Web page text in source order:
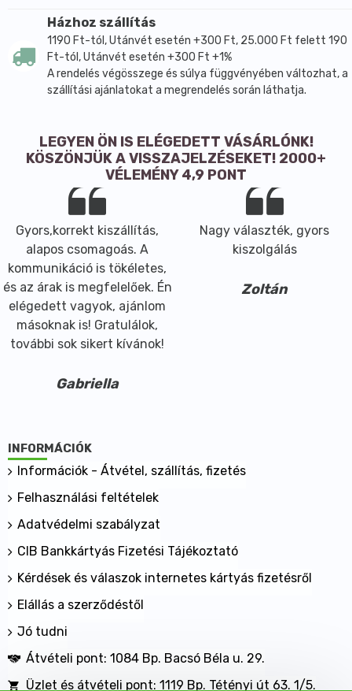
Házhoz szállítás
1190 Ft-tól, Utánvét esetén +300 Ft, 25.000 Ft felett 190
Ft-tól, Utánvét esetén +300 Ft +1%
A rendelés végösszege és súlya függvényében változhat, a
szállítási ajánlatokat a megrendelés során láthatja.
LEGYEN ÖN IS ELÉGEDETT VÁSÁRLÓNK!
KÖSZÖNJÜK A VISSZAJELZÉSEKET! 2000+
VÉLEMÉNY 4,9 PONT
Gyors,korrekt kiszállítás,
alapos csomagoás. A
kommunikáció is tökéletes,
és az árak is megfelelőek. Én
elégedett vagyok, ajánlom
másoknak is! Gratulálok,
további sok sikert kívánok!
Gabriella
Nagy választék, gyors
kiszolgálás
Zoltán
INFORMÁCIÓK
Információk - Átvétel, szállítás, fizetés
Felhasználási feltételek
Adatvédelmi szabályzat
CIB Bankkártyás Fizetési Tájékoztató
Kérdések és válaszok internetes kártyás fizetésről
Elállás a szerződéstől
Jó tudni
Átvételi pont: 1084 Bp. Bacsó Béla u. 29.
Üzlet és átvételi pont: 1119 Bp. Tétényi út 63. 1/5.